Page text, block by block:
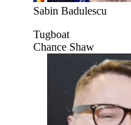
Sabin Badulescu
Tugboat
Chance Shaw